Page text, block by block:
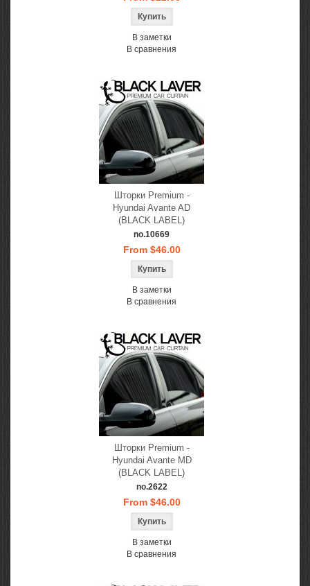
В заметки
В сравнения
Шторки Premium -
Hyundai Avante AD
(BLACK LABEL)
no.10669
From $46.00
В заметки
В сравнения
Шторки Premium -
Hyundai Avante MD
(BLACK LABEL)
no.2622
From $46.00
В заметки
В сравнения